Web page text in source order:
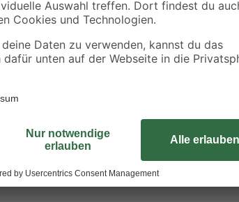
wir deine Pflanze erst nach der Bestellung
über eine frische und gesunde Pflanze freuen!